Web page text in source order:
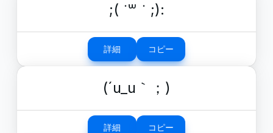
;( ˙꒳ ˙ ;):
詳細 コピー
(´u_u｀；)
詳細 コピー